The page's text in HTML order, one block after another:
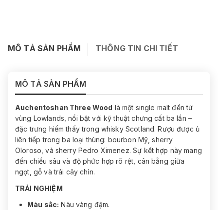
MÔ TẢ SẢN PHẨM THÔNG TIN CHI TIẾT
MÔ TẢ SẢN PHẨM
Auchentoshan Three Wood
là một single malt đến từ
vùng Lowlands, nổi bật với kỹ thuật chưng cất ba lần –
đặc trưng hiếm thấy trong whisky Scotland. Rượu được ủ
liên tiếp trong ba loại thùng: bourbon Mỹ, sherry
Oloroso, và sherry Pedro Ximenez. Sự kết hợp này mang
đến chiều sâu và độ phức hợp rõ rệt, cân bằng giữa
ngọt, gỗ và trái cây chín.
TRẢI NGHIỆM
Màu sắc: Nâu vàng đậm.